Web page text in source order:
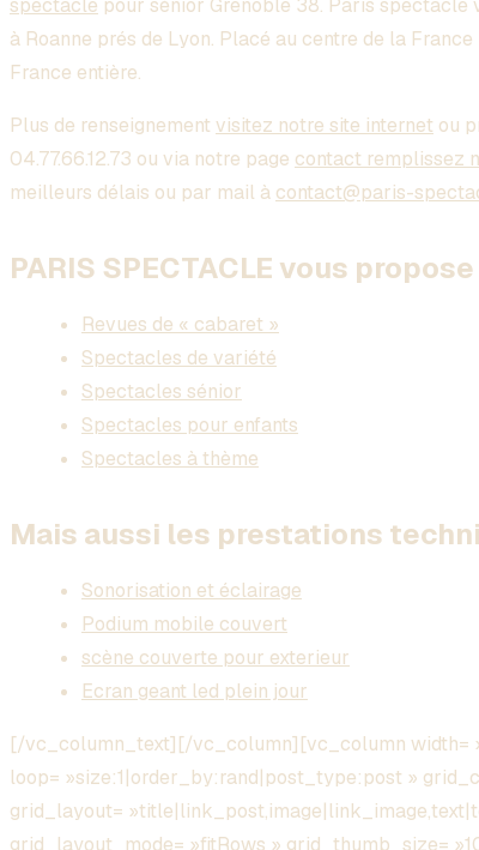
spectacle pour sénior Grenoble 38. Paris spectacle
à Roanne prés de Lyon. Placé au centre de la
France entière.
Plus de renseignement visitez notre site internet ou
04.77.66.12.73 ou via notre page contact remplissez
meilleurs délais ou par mail à contact@paris-
PARIS SPECTACLE vous
Revues de « cabaret »
Spectacles de variété
Spectacles sénior
Spectacles pour enfants
Spectacles à thème
Mais aussi les prestations
Sonorisation et éclairage
Podium mobile couvert
scène couverte pour exterieur
Ecran geant led plein jour
[/vc_column_text][/vc_column][vc_column width=
loop= »size:1|order_by:rand|post_type:post »
grid_layout=
grid_layout_mode= »fitRows » grid_thumb_size=